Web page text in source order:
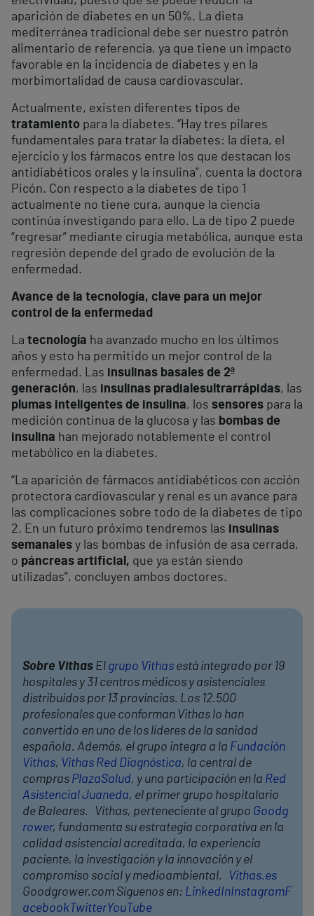
aparición de diabetes en un 50%. La dieta
mediterránea tradicional debe ser nuestro patrón
alimentario de referencia, ya que tiene un impacto
favorable en la incidencia de diabetes y en la
morbimortalidad de causa cardiovascular.
Actualmente, existen diferentes tipos de
tratamiento para la diabetes. “Hay tres pilares
fundamentales para tratar la diabetes: la dieta, el
ejercicio y los fármacos entre los que destacan los
antidiabéticos orales y la insulina”, cuenta la doctora
Picón. Con respecto a la diabetes de tipo 1
actualmente no tiene cura, aunque la ciencia
continúa investigando para ello. La de tipo 2 puede
“regresar” mediante cirugía metabólica, aunque esta
regresión depende del grado de evolución de la
enfermedad.
Avance de la tecnología, clave para un mejor
control de la enfermedad
La tecnología ha avanzado mucho en los últimos
años y esto ha permitido un mejor control de la
enfermedad. Las
insulinas basales de 2ª
generación, las insulinas pradialesultrarrápidas, las
plumas inteligentes de insulina, los sensores para la
medición continua de la glucosa y las bombas de
insulina han mejorado notablemente el control
metabólico en la diabetes.
“La aparición de fármacos antidiabéticos con acción
protectora cardiovascular y renal es un avance para
las complicaciones sobre todo de la diabetes de tipo
2. En un futuro próximo tendremos las
insulinas
semanales y las bombas de infusión de asa cerrada,
o páncreas artificial, que ya están siendo
utilizadas”, concluyen ambos doctores.
Sobre Vithas El grupo Vithas está integrado por 19
hospitales y 31 centros médicos y asistenciales
distribuidos por 13 provincias. Los 12.500
profesionales que conforman Vithas lo han
convertido en uno de los líderes de la sanidad
española. Además, el grupo integra a la Fundación
Vithas, Vithas Red Diagnóstica, la central de
compras PlazaSalud, y una participación en la Red
Asistencial Juaneda, el primer grupo hospitalario
de Baleares. Vithas, perteneciente al grupo Goodg
rower, fundamenta su estrategia corporativa en la
calidad asistencial acreditada, la experiencia
paciente, la investigación y la innovación y el
compromiso social y medioambiental.
Vithas.es
Goodgrower.com Síguenos en: LinkedInInstagramF
acebook TwitterYouTube